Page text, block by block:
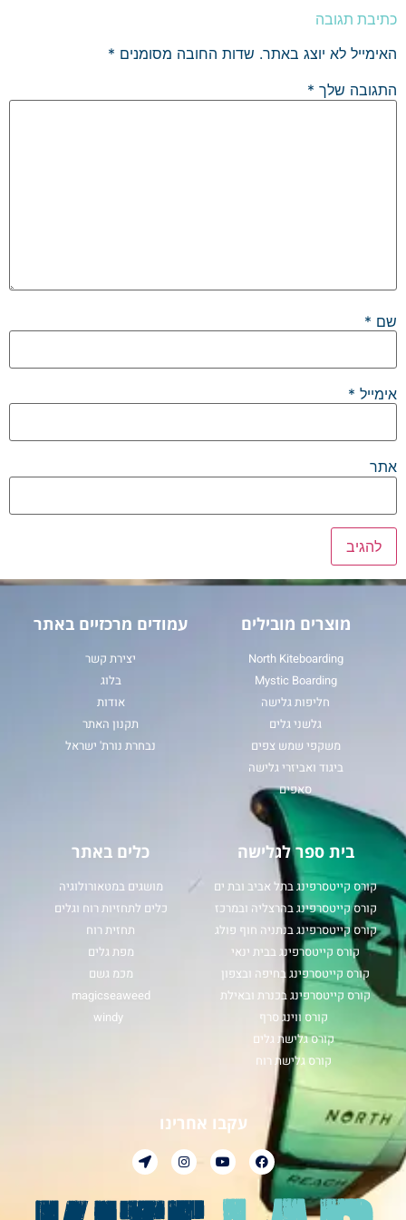
כתיבת תגובה
האימייל לא יוצג באתר. שדות החובה מסומנים *
התגובה שלך *
שם *
אימייל *
אתר
מוצרים מובילים
North Kiteboarding
Mystic Boarding
חליפות גלישה
גלשני גלים
משקפי שמש צפים
ביגוד ואביזרי גלישה
סאפים
עמודים מרכזיים באתר
יצירת קשר
בלוג
אודות
תקנון האתר
נבחרת נורת' ישראל
בית ספר לגלישה
קורס קייטסרפינג בתל אביב ובת ים
קורס קייטסרפינג בהרצליה ובמרכז
קורס קייטסרפינג בנתניה חוף פולג
קורס קייטסרפינג בבית ינאי
קורס קייטסרפינג בחיפה ובצפון
קורס קייטסרפינג בכנרת ובאילת
קורס ווינג סרף
קורס גלישת גלים
קורס גלישת רוח
כלים באתר
מושגים במטאורולוגיה
כלים לתחזיות רוח וגלים
תחזית רוח
מפת גלים
מכמ גשם
magicseaweed
windy
עקבו אחרינו